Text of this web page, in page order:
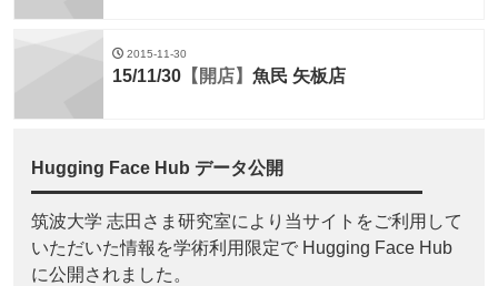
2015-11-30
15/11/30 【開店】 魚民 矢板店
Hugging Face Hub データ公開
筑波大学 志田さま研究室により当サイトをご利用して
いただいた情報を学術利用限定で Hugging Face Hub
に公開されました。